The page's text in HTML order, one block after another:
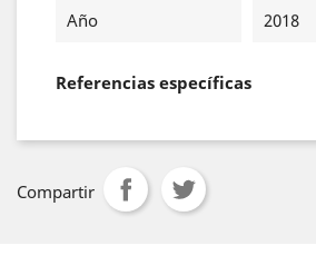
Año 2018
Referencias específicas
Compartir